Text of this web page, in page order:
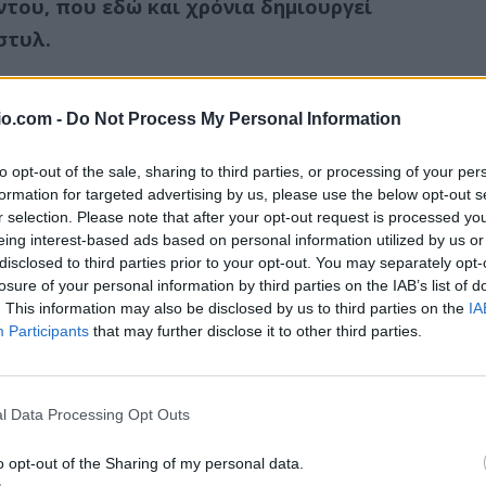
- Do Not Process My Personal Information
opt-out of the sale, sharing to third parties, or processing of your
for targeted advertising by us, please use the below opt-out
selection. Please note that after your opt-out request is processed
interest-based ads based on personal information utilized by us
to third parties prior to your opt-out. You may separately
of your personal information by third parties on the IAB’s list of
This information may also be disclosed by us to third parties on the
Participants that may further disclose it to other third parties.
Data Processing Opt Outs
opt-out of the Sharing of my personal data.
που εδώ και χρόνια δημιουργεί
απλά κοσμήματα για εμένα και τις
ότι το αγαπώ πολύ και θα ήθελα να
λοιπόν, γράφτηκα σε σχολή
άνοιξε για μένα ο κόσμος του
έχω και το δικό μου εργαστήριο στην
ώρες της ημέρας μου".
δαχτυλίδι!
κάντε follow στο λογαριασμό μας
ποστ του διαγωνισμού